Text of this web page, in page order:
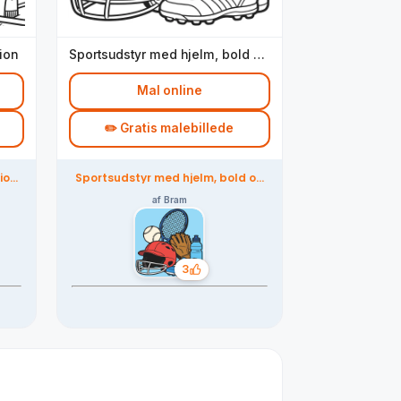
Sportsudstyr med hjelm, bold og
ketcher
Mal online
✏️ Gratis malebillede
Sportsudstyr med hjelm, bold og
fællesskabet
af Bram
3
Likes